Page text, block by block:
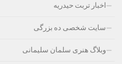
اخبار تربت حیدریه
سایت شخصی ده بزرگی
وبلاگ هنری سلمان سلیمانی